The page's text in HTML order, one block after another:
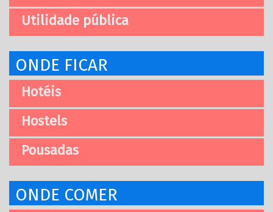
Utilidade pública
ONDE FICAR
Hotéis
Hostels
Pousadas
ONDE COMER